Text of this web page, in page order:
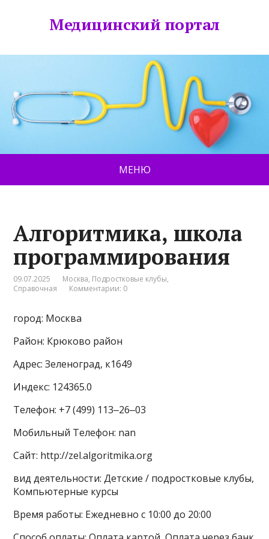
Медицинский портал
МЕНЮ
Алгоритмика, школа
программирования
09.07.2025 Москва, Подростковые клубы,
Справочная
Комментарии: 0
город: Москва
Район: Крюково район
Адрес: Зеленоград, к1649
Индекс: 124365.0
Телефон: +7 (499) 113‒26‒03
Мобильный Телефон: nan
Сайт: http://zel.algoritmika.org
вид деятельности: Детские / подростковые клубы,
Компьютерные курсы
Время работы: Ежедневно с 10:00 до 20:00